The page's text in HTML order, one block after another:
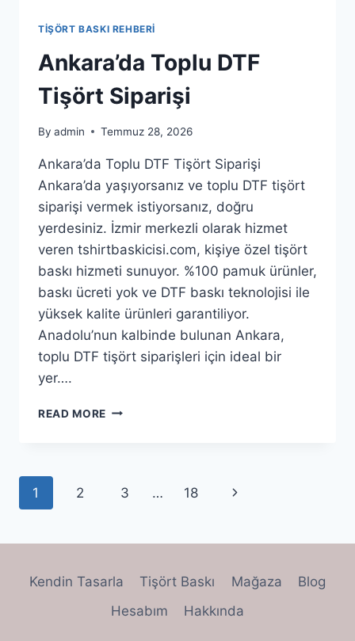
TIŞÖRT BASKI REHBERI
Ankara’da Toplu DTF
Tişört Siparişi
By admin Temmuz 28, 2026
Ankara’da Toplu DTF Tişört Siparişi
Ankara’da yaşıyorsanız ve toplu DTF tişört
siparişi vermek istiyorsanız, doğru
yerdesiniz. İzmir merkezli olarak hizmet
veren tshirtbaskicisi.com, kişiye özel tişört
baskı hizmeti sunuyor. %100 pamuk ürünler,
baskı ücreti yok ve DTF baskı teknolojisi ile
yüksek kalite ürünleri garantiliyor.
Anadolu’nun kalbinde bulunan Ankara,
toplu DTF tişört siparişleri için ideal bir
yer….
READ MORE
1 2 3 … 18
Kendin Tasarla Tişört Baskı Mağaza
Blog
Hesabım
Hakkında